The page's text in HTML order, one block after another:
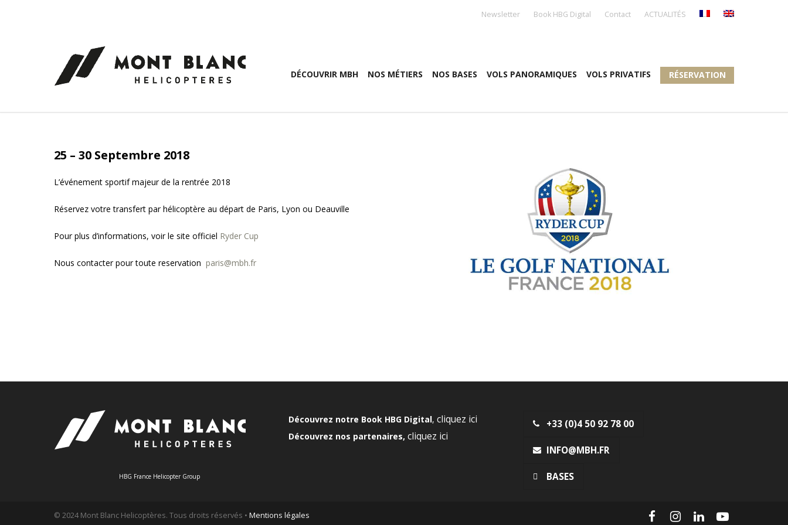
Newsletter Book HBG Digital Contact ACTUALITÉS
DÉCOUVRIR MBH NOS MÉTIERS NOS BASES VOLS PANORAMIQUES VOLS PRIVATIFS RÉSERVATION
25 – 30 Septembre 2018
L’événement sportif majeur de la rentrée 2018
Réservez votre transfert par hélicoptère au départ de Paris, Lyon ou Deauville
Pour plus d’informations, voir le site officiel Ryder Cup
Nous contacter pour toute reservation paris@mbh.fr
HBG France Helicopter Group
Découvrez notre Book HBG Digital, cliquez ici
Découvrez nos partenaires, cliquez ici
+33 (0)4 50 92 78 00
INFO@MBH.FR
BASES
© 2024 Mont Blanc Helicoptères. Tous droits réservés • Mentions légales